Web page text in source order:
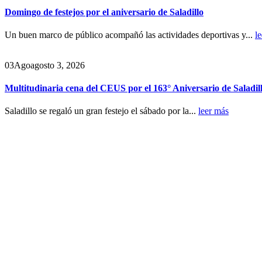
Domingo de festejos por el aniversario de Saladillo
Un buen marco de público acompañó las actividades deportivas y...
03Agoagosto 3, 2026
Multitudinaria cena del CEUS por el 163° Aniversario de
Saladillo se regaló un gran festejo el sábado por la... leer más